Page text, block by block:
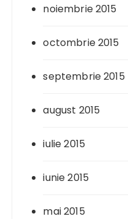
noiembrie 2015
octombrie 2015
septembrie 2015
august 2015
iulie 2015
iunie 2015
mai 2015